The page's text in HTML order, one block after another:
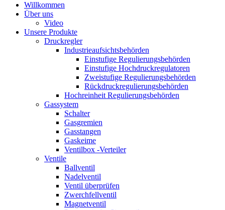
Willkommen
Über uns
Video
Unsere Produkte
Druckregler
Industrieaufsichtsbehörden
Einstufige Regulierungsbehörden
Einstufige Hochdruckregulatoren
Zweistufige Regulierungsbehörden
Rückdruckregulierungsbehörden
Hochreinheit Regulierungsbehörden
Gassystem
Schalter
Gasgremien
Gasstangen
Gaskeime
Ventilbox -Verteiler
Ventile
Ballventil
Nadelventil
Ventil überprüfen
Zwerchfellventil
Magnetventil